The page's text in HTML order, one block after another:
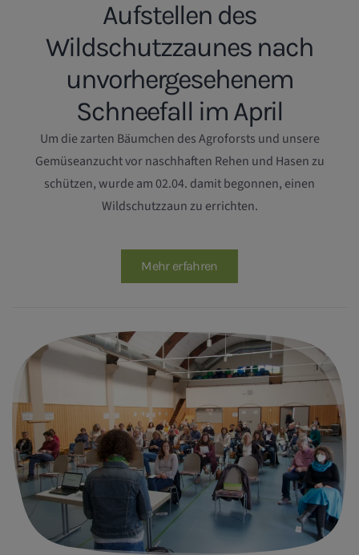
Aufstellen des
Wildschutzzaunes nach
unvorhergesehenem
Schneefall im April
Um die zarten Bäumchen des Agroforsts und unsere
Gemüseanzucht vor naschhaften Rehen und Hasen zu
schützen, wurde am 02.04. damit begonnen, einen
Wildschutzzaun zu errichten.
Mehr erfahren